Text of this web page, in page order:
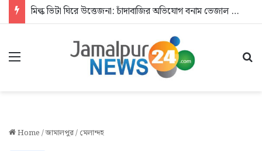
মিল্ক ভিটা ঘিরে উত্তেজনা: চাঁদাবাজির অভিযোগ বনাম ভেজাল দুধের জিডি
Menu
Home/জামালপুর/মেলান্দহ